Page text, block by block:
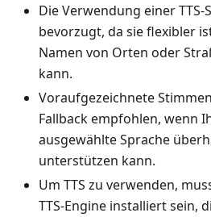
Die Verwendung einer
bevorzugt, da sie flexibler
Namen von Orten oder
kann.
Voraufgezeichnete
Fallback empfohlen, wenn
ausgewählte Sprache
unterstützen kann.
Um TTS zu verwenden,
TTS-Engine installiert sein,